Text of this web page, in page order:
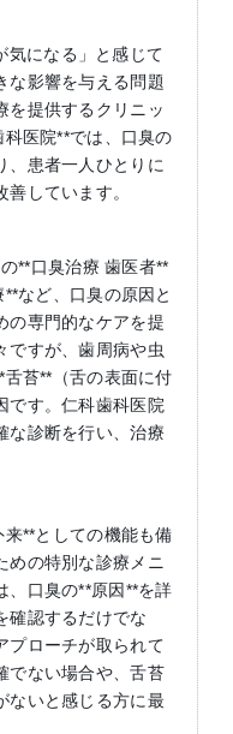
気になる」と感じて
な影響を与える問題
を提供するクリニッ
医院**では、口臭の
、患者一人ひとりに
しています。
**口臭治療 歯医者**
など、口臭の原因と
の専門的なケアを提
ですが、歯周病や虫
苔**（舌の表面に付
です。仁科歯科医院
な診断を行い、治療
**としての機能も備
めの特別な診療メニ
、口臭の**原因**を詳
確認するだけでな
プローチが取られて
でない場合や、舌苔
ないと感じる方に最